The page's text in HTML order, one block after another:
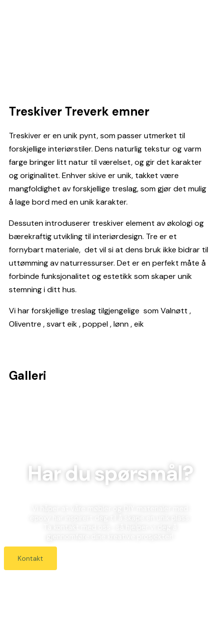
Treskiver Treverk emner
Treskiver er en unik pynt, som passer utmerket til
forskjellige interiørstiler. Dens naturlig tekstur og varm
farge bringer litt natur til værelset, og gir det karakter
og originalitet. Enhver skive er unik, takket være
mangfoldighet av forskjellige treslag, som gjør det mulig
å lage bord med en unik karakter.
Dessuten introduserer treskiver element av økologi og
bærekraftig utvikling til interiørdesign. Tre er et
fornybart materiale, det vil si at dens bruk ikke bidrar til
uttømming av naturressurser. Det er en perfekt måte å
forbinde funksjonalitet og estetikk som skaper unik
stemning i ditt hus.
Vi har forskjellige treslag tilgjengelige som Valnøtt ,
Oliventre , svart eik , poppel , lønn , eik
Galleri
Har du spørsmål?
Kontakt